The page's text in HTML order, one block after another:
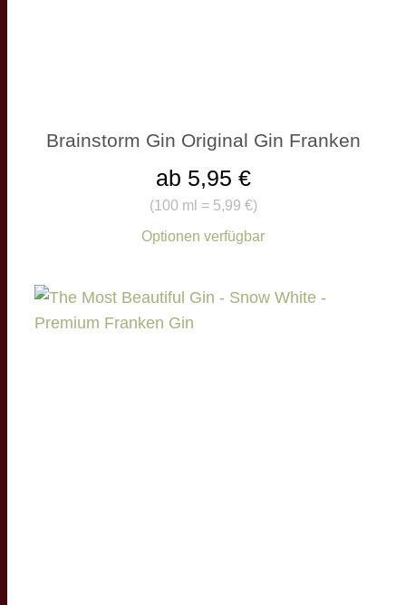
Brainstorm Gin Original Gin Franken
(100 ml = 5,99 €)
ab 5,95 €
Optionen verfügbar